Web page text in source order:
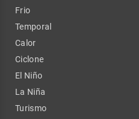
Frio
Temporal
Calor
Ciclone
El Niño
La Niña
Turismo